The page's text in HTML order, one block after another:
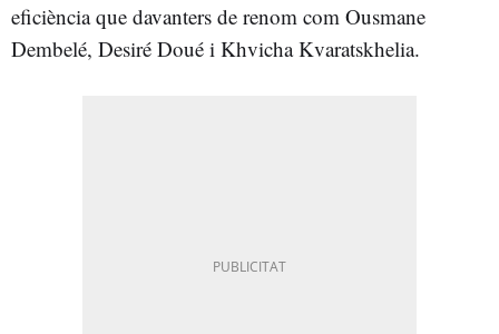
eficiència que davanters de renom com Ousmane
Dembelé, Desiré Doué i Khvicha Kvaratskhelia.